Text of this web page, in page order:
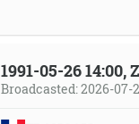
1991-05-26
Broadcasted: 2026-07-